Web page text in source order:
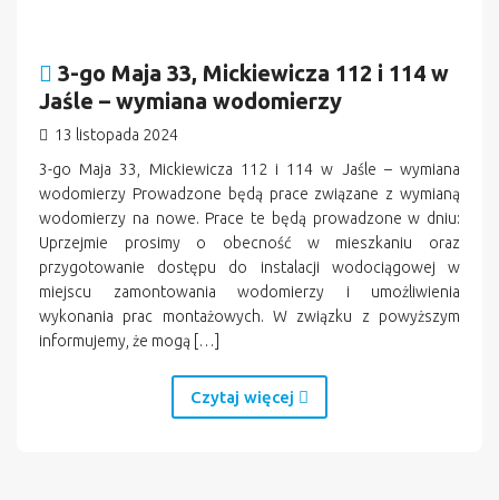
3-go Maja 33, Mickiewicza 112 i 114 w
Jaśle – wymiana wodomierzy
13 listopada 2024
3-go Maja 33, Mickiewicza 112 i 114 w Jaśle – wymiana
wodomierzy Prowadzone będą prace związane z wymianą
wodomierzy na nowe. Prace te będą prowadzone w dniu:
Uprzejmie prosimy o obecność w mieszkaniu oraz
przygotowanie dostępu do instalacji wodociągowej w
miejscu zamontowania wodomierzy i umożliwienia
wykonania prac montażowych. W związku z powyższym
informujemy, że mogą […]
Czytaj więcej